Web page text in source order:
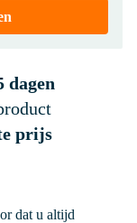
dagen
prijs
dat u altijd